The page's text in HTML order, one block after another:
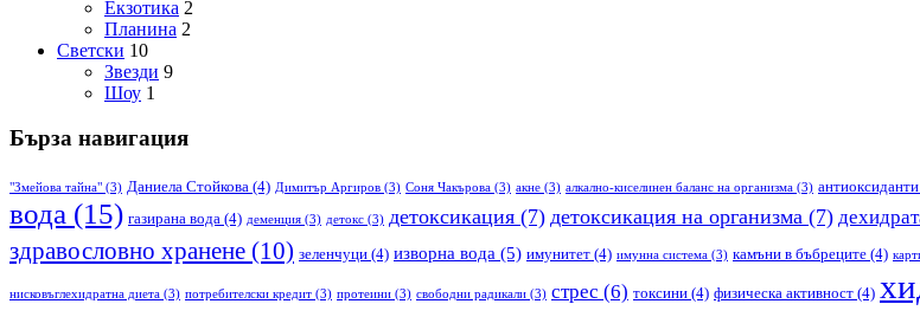
Екзотика 2
Планина 2
Светски 10
Звезди 9
Шоу 1
Бърза навигация
"Змейова тайна" (3) Даниела Стойкова (4) Димитър Аргиров (3) Соня Чакърова (3) акне (3) алкално-киселинен баланс на организма (3) антиоксиданти
вода (15) газирана вода (4) деменция (3) детокс (3) детоксикация (7) детоксикация на организма (7)
здравословно хранене (10) зеленчуци (4) изворна вода (5) имунитет (4) имунна система (3) камъни в бъбреците (4)
нисковъглехидратна диета (3) потребителски кредит (3) протеини (3) свободни радикали (3) стрес (6) токсини (4) физическа активност (4)